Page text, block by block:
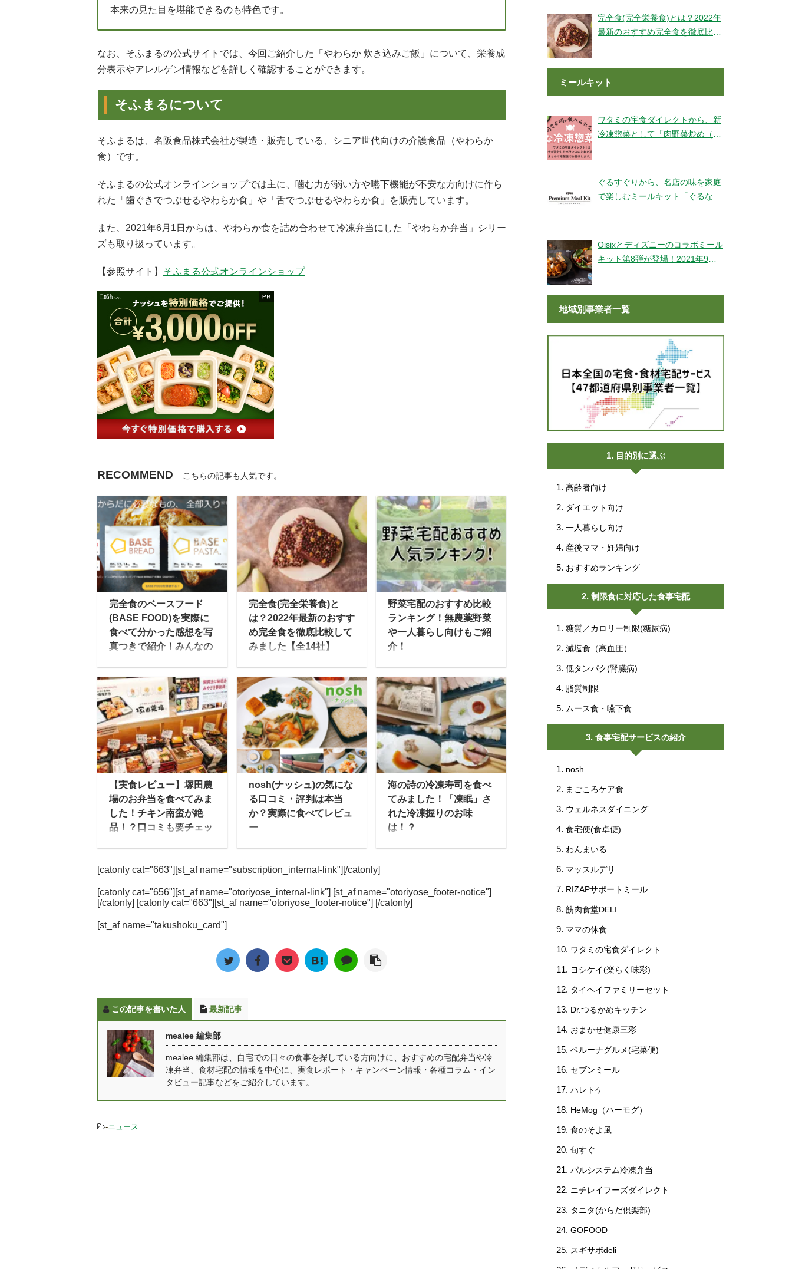
本来の見た目を堪能できるのも特色です。
なお、そふまるの公式サイトでは、今回ご紹介した「やわらか 炊き込みご飯」について、栄養成
分表示やアレルゲン情報などを詳しく確認することができます。
そふまるについて
そふまるは、名阪食品株式会社が製造・販売している、シニア世代向けの介護食品（やわらか
食）です。
そふまるの公式オンラインショップでは主に、噛む力が弱い方や嚥下機能が不安な方向けに作ら
れた「歯ぐきでつぶせるやわらか食」や「舌でつぶせるやわらか食」を販売しています。
また、2021年6月1日からは、やわらか食を詰め合わせて冷凍弁当にした「やわらか弁当」シリー
ズも取り扱っています。
【参照サイト】 そふまる公式オンラインショップ
RECOMMEND こちらの記事も人気です。
完全食のベースフード
(BASE FOOD)を実際に
食べて分かった感想を写
真つきで紹介！みんなの
ク！
BASEFOOD(ベースフー
ド)は健康的な食事を簡
単にとれるように、主食
のパンやパスタで必要な
栄養素の大部分をカバー
できるようにと考えられ
た新しいタイプの食事で
す。 全粒粉をベースに
10種類以上の原材料がブ
レンドされており、大豆
やチアシード、昆布など
栄養豊富な素材が使われ
合成着色料などは不使用
なので、毎日食べる食事
としても安心です。 ゆい
を組み立てるのは難しい
です。 この記事 ...
完全食(完全栄養食)と
は？2022年最新のおすす
め完全食を徹底比較して
みました【全14社】
中食・宅食産業は市場規
模が成長し続けています
が、その中でも新しい市
場として注目を浴びてい
る中のひとつが「完全食
(完全栄養食)」というジ
ャンルです。 まだまだ日
本においては、どんなも
のなのか・どんな種類が
あるのかといった内容だ
けでなく、そもそも完全
か？ということがわから
ます。 この記事では、①
完全食とは何か、②完全
食のデメリット・メリッ
較、最後に最近日本で新
しく生まれてきているタ
イプの完全食について ...
野菜宅配のおすすめ比較
ランキング！無農薬野菜
や一人暮らし向けもご紹
介！
で買い物に出かけなくて
も、通販で購入できる野
菜宅配サービスは家庭の
強い味方です。手間がか
からないだけではなく、
日本全国から美味しい野
菜・無農薬野菜・有機栽
培の野菜など自分の好み
にあったお店をチョイス
できるのも人気のポイン
トです。 今回はmealee
編集部で日本全国の野菜
宅配を徹底比較して、人
利という比較だけでな
く、安全性や商品数な
【実食レビュー】塚田農
場のお弁当を食べてみま
した！チキン南蛮が絶
品！？口コミも要チェッ
ー・ピーカンパニーが運
営する居酒屋チェーンで
すが、塚田農場から『お
と店舗の両方でお弁当を
わゆる「ロケ弁」として
も人気のお店です。 塚田
農場のお弁当は、お弁当
に関するグランプリにお
いて数多く受賞してお
り、ロケ弁グランプリで
1位をとったことも！食
材はもちろん調理法にも
田農場のお弁当の特徴 食
nosh(ナッシュ)の気にな
る口コミ・評判は本当
か？実際に食べてレビュ
ー
理栄養士によって作られ
た、糖質90%Offの食事メ
ニューを届けてくれるサ
人の評判、料金やお得な
購入方法やおすすめのメ
noshを注文して食べた正
直なレビュー・感想も掲
載しています。 ※現在当
サイトではnoshに関する
海の詩の冷凍寿司を食べ
てみました！「凍眠」さ
れた冷凍握りのお味
は！？
技術で急速冷凍され、新
しい宅配寿司の形として
たて 宅配寿司店の秘策
とは」 凍眠の特徴 同じ
約20倍の速さで冷凍可能
[catonly cat="663"][st_af name="subscription_internal-link"][/catonly]
[catonly cat="656"][st_af name="otoriyose_internal-link"] [st_af name="otoriyose_footer-notice"]
[/catonly] [catonly cat="663"][st_af name="otoriyose_footer-notice"] [/catonly]
[st_af name="takushoku_card"]
この記事を書いた人 最新記事
mealee 編集部
mealee 編集部は、自宅での日々の食事を探している方向けに、おすすめの宅配弁当や冷
凍弁当、食材宅配の情報を中心に、実食レポート・キャンペーン情報・各種コラム・イン
タビュー記事などをご紹介しています。
-ニュース
完全食(完全栄養食)とは？2022年
最新のおすすめ完全食を徹底比較
ミールキット
ワタミの宅食ダイレクトから、新
冷凍惣菜として「肉野菜炒め（銚
ぐるすぐりから、名店の味を家庭
で楽しむミールキット「ぐるなび
Oisixとディズニーのコラボミール
キット第8弾が登場！2021年9月9
地域別事業者一覧
目的別に選ぶ
高齢者向け
ダイエット向け
一人暮らし向け
産後ママ・妊婦向け
おすすめランキング
制限食に対応した食事宅配
糖質／カロリー制限(糖尿病)
減塩食（高血圧）
低タンパク(腎臓病)
脂質制限
ムース食・嚥下食
食事宅配サービスの紹介
nosh
まごころケア食
ウェルネスダイニング
食宅便(食卓便)
わんまいる
マッスルデリ
RIZAPサポートミール
筋肉食堂DELI
ママの休食
ワタミの宅食ダイレクト
ヨシケイ(楽らく味彩)
タイヘイファミリーセット
Dr.つるかめキッチン
おまかせ健康三彩
ベルーナグルメ(宅菜便)
セブンミール
ハレトケ
HeMog（ハーモグ）
食のそよ風
旬すぐ
パルシステム冷凍弁当
ニチレイフーズダイレクト
タニタ(からだ倶楽部)
GOFOOD
スギサポdeli